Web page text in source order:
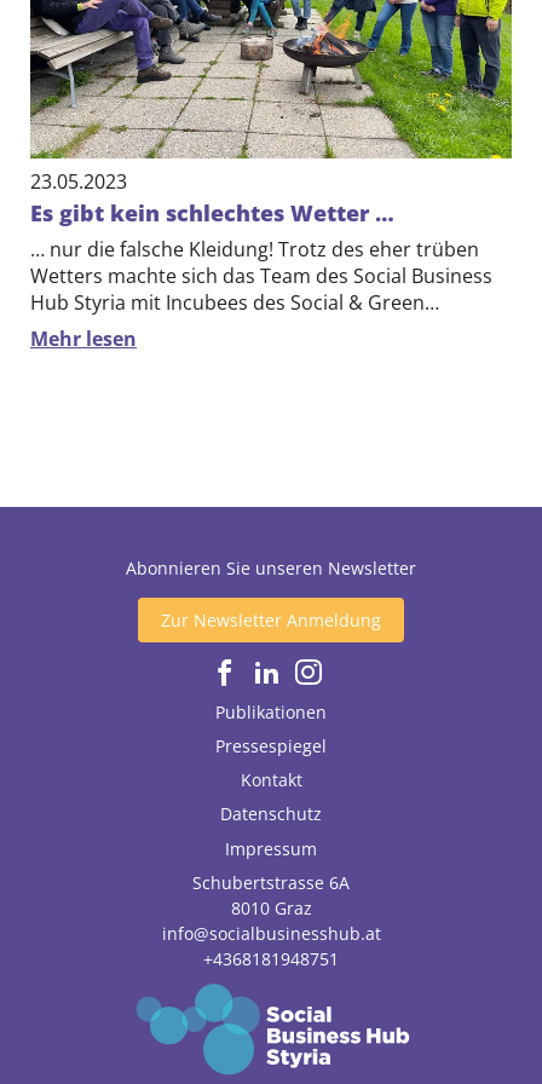
DE EN
23.05.2023
Es gibt kein schlechtes Wetter …
… nur die falsche Kleidung! Trotz des eher trüben
Wetters machte sich das Team des Social Business
Hub Styria mit Incubees des Social & Green…
Mehr lesen
Abonnieren Sie unseren Newsletter
Zur Newsletter Anmeldung
Publikationen
Pressespiegel
Kontakt
Datenschutz
Impressum
Schubertstrasse 6A
8010 Graz
info@socialbusinesshub.at
+4368181948751